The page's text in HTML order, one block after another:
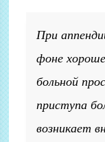
При
фоне
больной
приступа
возникает